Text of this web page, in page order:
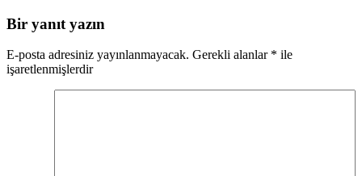
Bir yanıt yazın
E-posta adresiniz yayınlanmayacak. Gerekli alanlar * ile
işaretlenmişlerdir